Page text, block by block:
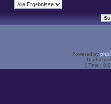
Powered by
Deutsche
[ Time :